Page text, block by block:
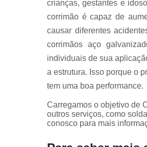
crianças, gestantes e
corrimão é capaz de
causar diferentes
corrimãos aço
individuais de sua
a estrutura. Isso porque o
tem uma boa performance.
Carregamos o objetivo de
outros serviços, como
conosco para mais